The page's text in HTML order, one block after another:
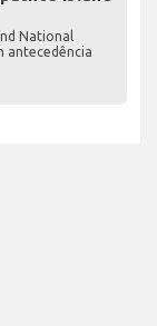
National
antecedência